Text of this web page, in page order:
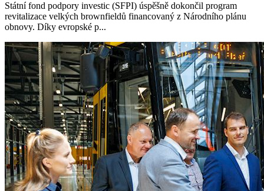
Státní fond podpory investic (SFPI) úspěšně dokončil program
revitalizace velkých brownfieldů financovaný z Národního plánu
obnovy. Díky evropské p...